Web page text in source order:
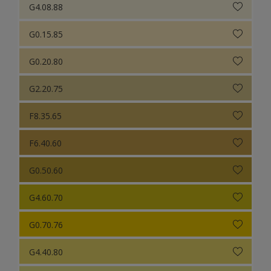
G4.08.88
G0.15.85
G0.20.80
G2.20.75
F8.35.65
F6.40.60
G0.50.60
G4.60.70
G0.70.76
G4.40.80